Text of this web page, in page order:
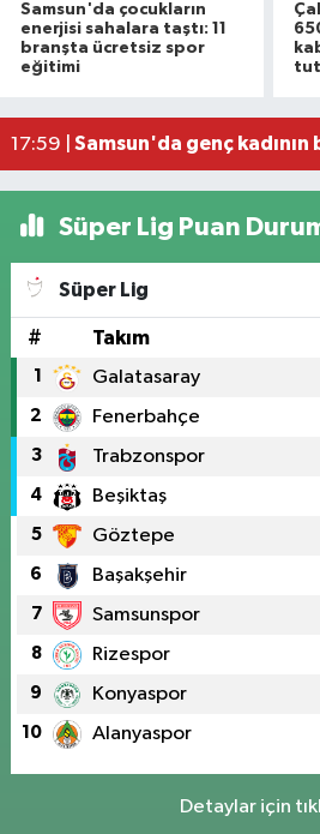
Samsun'da çocukların
enerjisi sahalara taştı: 11
branşta ücretsiz spor
eğitimi
22:58 |İller Arası Muay Thai
22:36 |Konteyner ev alevlere
19:59 | NebiyanFest başladı: 7
17:59 | Samsun'da genç kadının
Süper Lig Puan
Süper Lig
# Takım
1 Galatasaray
2 Fenerbahçe
3 Trabzonspor
4 Beşiktaş
5 Göztepe
6 Başakşehir
7 Samsunspor
8 Rizespor
9 Konyaspor
10 Alanyaspor
Detaylar için